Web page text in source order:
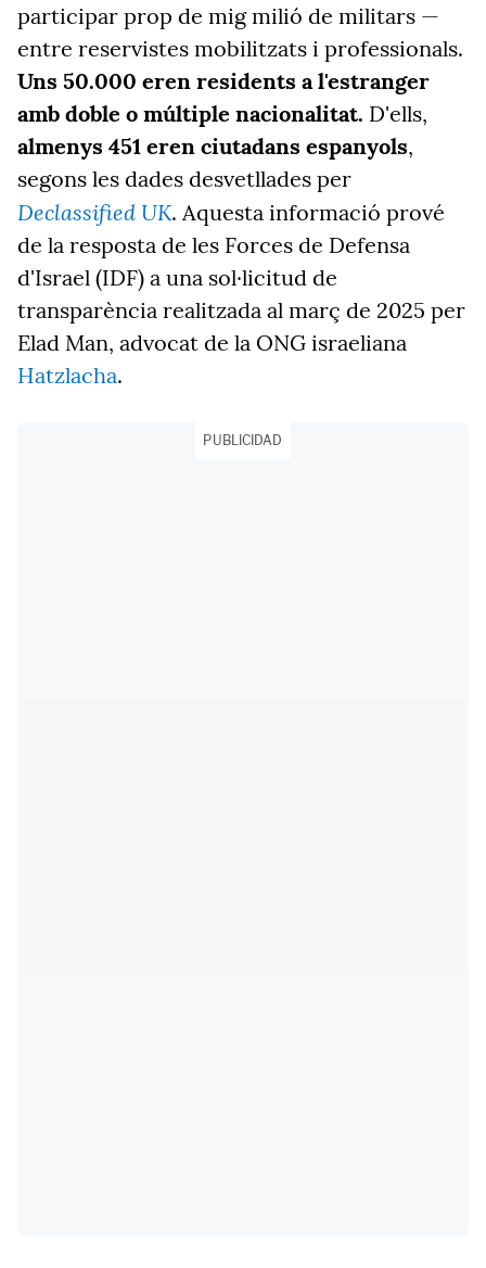
participar prop de mig milió de militars —
entre reservistes mobilitzats i professionals.
Uns 50.000 eren residents a l'estranger
amb doble o múltiple nacionalitat. D'ells,
almenys 451 eren ciutadans espanyols,
segons les dades desvetllades per
Declassified UK. Aquesta informació prové
de la resposta de les Forces de Defensa
d'Israel (IDF) a una sol·licitud de
transparència realitzada al març de 2025 per
Elad Man, advocat de la ONG israeliana
Hatzlacha.
PUBLICIDAD